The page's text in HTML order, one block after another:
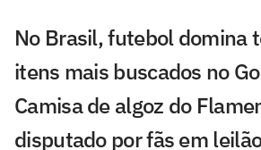
No Brasil, futebol domina
itens mais buscados no
Camisa de algoz do
disputado por fãs em